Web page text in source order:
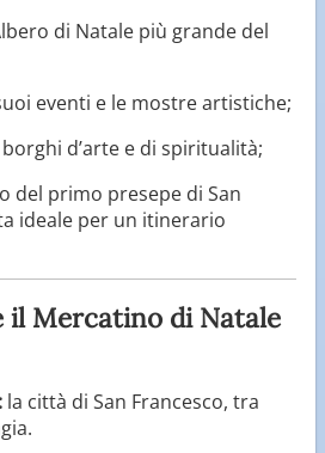
di Natale più grande del
eventi e le mostre artistiche;
borghi d’arte e di spiritualità;
del primo presepe di San
ideale per un itinerario
il Mercatino di Natale
la città di San Francesco, tra